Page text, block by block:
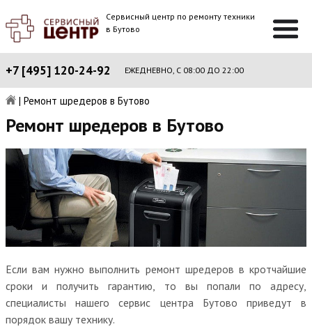
Сервисный центр по ремонту техники
в Бутово
+7 [495] 120-24-92 ЕЖЕДНЕВНО, С 08:00 ДО 22:00
| Ремонт шредеров в Бутово
Ремонт шредеров в Бутово
Если вам нужно выполнить ремонт шредеров в кротчайшие
сроки и получить гарантию, то вы попали по адресу,
специалисты нашего сервис центра Бутово приведут в
порядок вашу технику.